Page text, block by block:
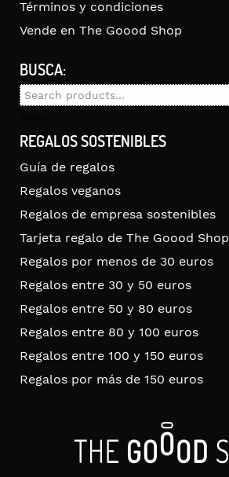
Términos y condiciones
Vende en The Goood Shop
BUSCA:
Search
REGALOS SOSTENIBLES
Guía de regalos
Regalos veganos
Regalos de empresa sostenibles
Tarjeta regalo de The Goood Shop
Regalos por menos de 30 euros
Regalos entre 30 y 50 euros
Regalos entre 50 y 80 euros
Regalos entre 80 y 100 euros
Regalos entre 100 y 150 euros
Regalos por más de 150 euros